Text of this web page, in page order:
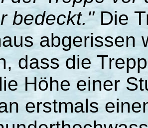
bedeckt."Die
abgerissen
dass die
Höhe einer
erstmals